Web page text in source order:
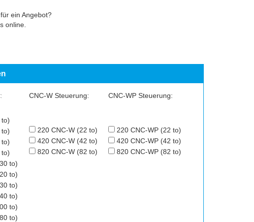
ein Angebot?
online.
to)
to)
to)
to)
to)
to)
to)
to)
CNC-W Steuerung:
220 CNC-W (22 to)
420 CNC-W (42 to)
820 CNC-W (82 to)
CNC-WP Steuerung:
220 CNC-WP (22 to)
420 CNC-WP (42 to)
820 CNC-WP (82 to)